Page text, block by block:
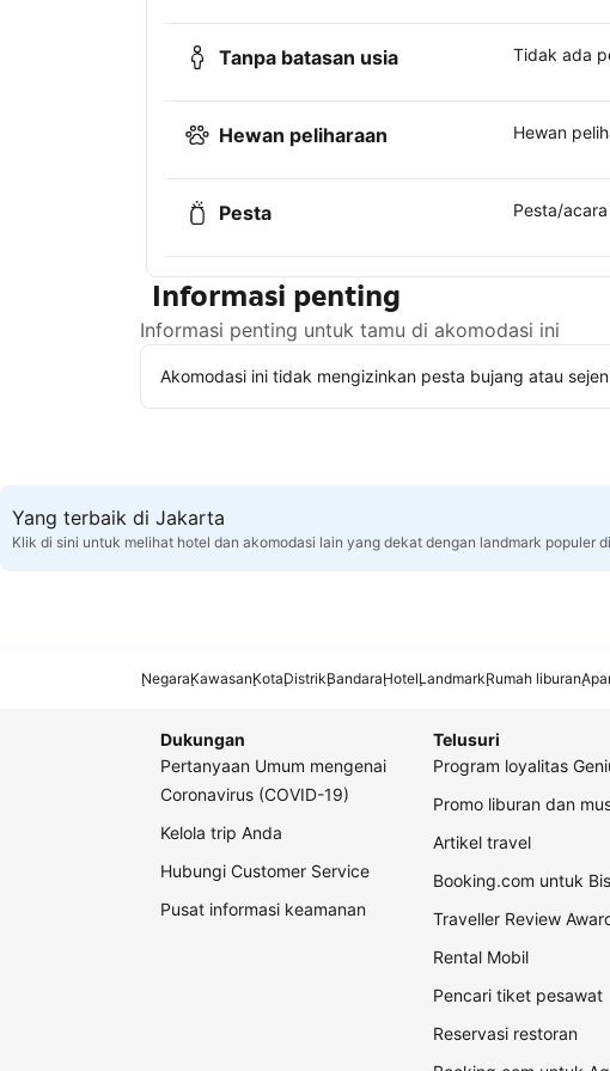
Tanpa batasan usia Tidak ada
Hewan peliharaan Hewan
Pesta Pesta/
Informasi penting
Informasi penting untuk tamu di akomodasi ini
Akomodasi ini tidak mengizinkan pesta bujang atau
Yang terbaik di Jakarta
Klik di sini untuk melihat hotel dan akomodasi lain yang dekat dengan landmark populer
NegaraKawasanKotaDistrikBandaraHotelLandmarkRumah liburan
Dukungan
Pertanyaan Umum mengenai
Coronavirus (COVID-19)
Kelola trip Anda
Hubungi Customer Service
Pusat informasi keamanan
Telusuri
Program loyalitas
Promo liburan dan
Artikel travel
Booking.com untuk
Traveller Review
Rental Mobil
Pencari tiket pesawat
Reservasi restoran